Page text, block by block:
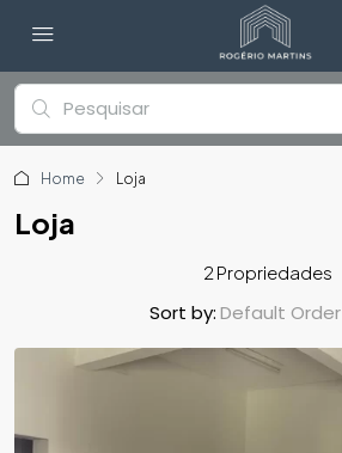
Home Loja
Loja
2 Propriedades
Sort by:Default Order